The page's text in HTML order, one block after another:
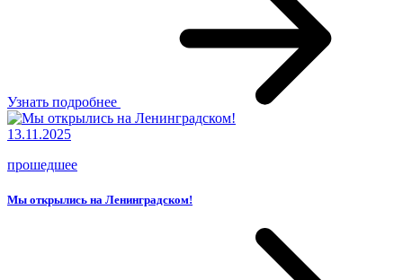
Узнать подробнее
13.11.2025
прошедшее
Мы открылись на Ленинградском!